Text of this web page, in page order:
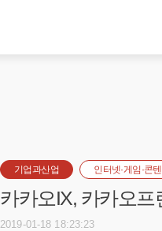
기업과산업 인터넷·게임·콘
카카오IX, 카카오
2019-01-18 18:23:23